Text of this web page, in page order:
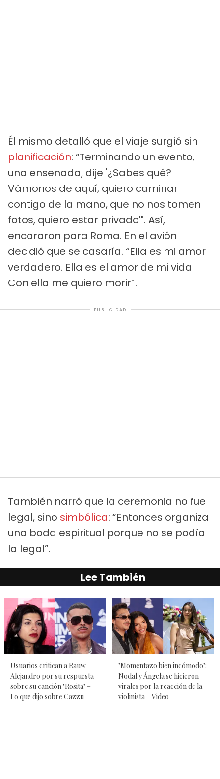
Él mismo detalló que el viaje surgió sin
planificación: “Terminando un evento,
una ensenada, dije '¿Sabes qué?
Vámonos de aquí, quiero caminar
contigo de la mano, que no nos tomen
fotos, quiero estar privado'". Así,
encararon para Roma. En el avión
decidió que se casaría. “Ella es mi amor
verdadero. Ella es el amor de mi vida.
Con ella me quiero morir”.
PUBLICIDAD
También narró que la ceremonia no fue
legal, sino simbólica: “Entonces organiza
una boda espiritual porque no se podía
la legal”.
Lee También
Usuarios critican a Rauw
Alejandro por su respuesta
sobre su canción "Rosita" –
Lo que dijo sobre Cazzu
"Momentazo bien incómodo":
Nodal y Ángela se hicieron
virales por la reacción de la
violinista – Video